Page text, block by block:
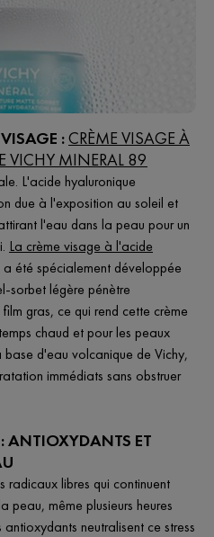
:CRÈME VISAGE À
VICHY MINERAL 89
L'acide hyaluronique
due à l'exposition au soleil et
l'eau dans la peau pour un
La crème visage à l'acide
a été spécialement développée
sorbet légère pénètre
gras, ce qui rend cette crème
chaud et pour les peaux
base d'eau volcanique de Vichy,
immédiats sans obstruer
ANTIOXYDANTS ET
radicaux libres qui continuent
peau, même plusieurs heures
neutralisent ce stress